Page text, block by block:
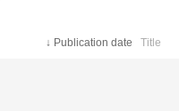
↓ Publication date Title